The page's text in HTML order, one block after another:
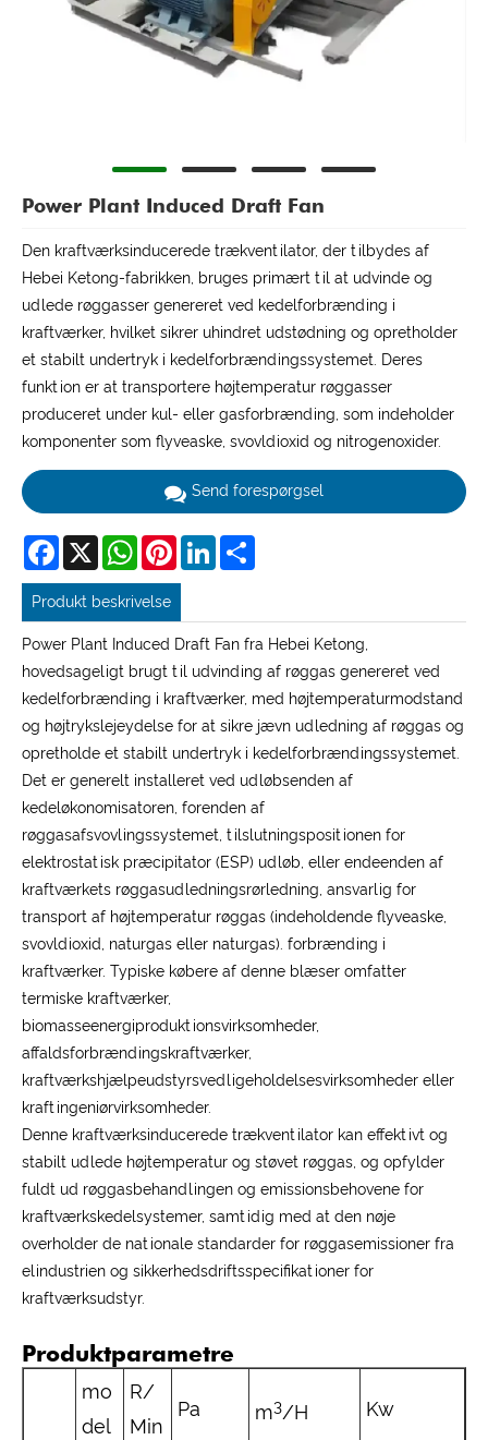
Power Plant Induced Draft Fan
Den kraftværksinducerede trækventilator, der tilbydes af
Hebei Ketong-fabrikken, bruges primært til at udvinde og
udlede røggasser genereret ved kedelforbrænding i
kraftværker, hvilket sikrer uhindret udstødning og opretholder
et stabilt undertryk i kedelforbrændingssystemet. Deres
funktion er at transportere højtemperatur røggasser
produceret under kul- eller gasforbrænding, som indeholder
komponenter som flyveaske, svovldioxid og nitrogenoxider.
Send forespørgsel
Facebook
X WhatsAppPinterestLinkedIn
Produkt beskrivelse
Power Plant Induced Draft Fan fra Hebei Ketong,
hovedsageligt brugt til udvinding af røggas genereret ved
kedelforbrænding i kraftværker, med højtemperaturmodstand
og højtrykslejeydelse for at sikre jævn udledning af røggas og
opretholde et stabilt undertryk i kedelforbrændingssystemet.
Det er generelt installeret ved udløbsenden af
kedeløkonomisatoren, forenden af
røggasafsvovlingssystemet, tilslutningspositionen for
elektrostatisk præcipitator (ESP) udløb, eller endeenden af
kraftværkets røggasudledningsrørledning, ansvarlig for
transport af højtemperatur røggas (indeholdende flyveaske,
svovldioxid, naturgas eller naturgas). forbrænding i
kraftværker. Typiske købere af denne blæser omfatter
termiske kraftværker,
biomasseenergiproduktionsvirksomheder,
affaldsforbrændingskraftværker,
kraftværkshjælpeudstyrsvedligeholdelsesvirksomheder eller
kraftingeniørvirksomheder.
Denne kraftværksinducerede trækventilator kan effektivt og
stabilt udlede højtemperatur og støvet røggas, og opfylder
fuldt ud røggasbehandlingen og emissionsbehovene for
kraftværkskedelsystemer, samtidig med at den nøje
overholder de nationale standarder for røggasemissioner fra
elindustrien og sikkerhedsdriftsspecifikationer for
kraftværksudstyr.
Produktparametre
mo
del
R/
Min
Pa m3/H Kw